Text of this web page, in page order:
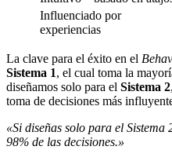
Influenciado por
experiencias
La clave para el éxito en el
Sistema 1, el cual toma la
diseñamos solo para el Sistema 2
toma de decisiones más
«Si diseñas solo para el
98% de las decisiones.»